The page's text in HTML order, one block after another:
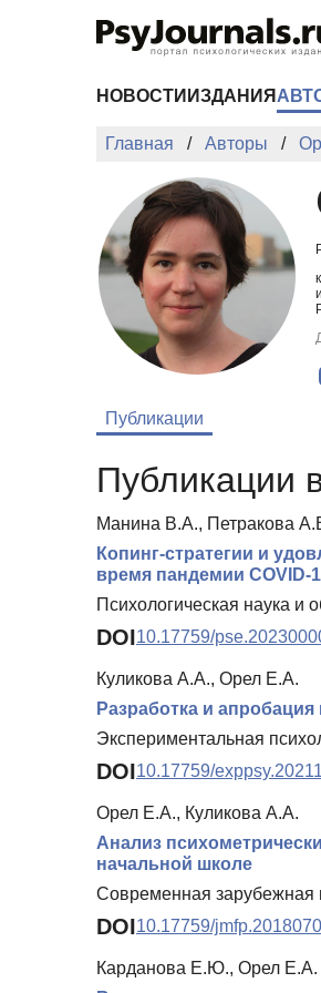
НОВОСТИ ИЗДАНИЯ
Главная Авторы
Публикации
Публикации
Манина В.А., Петракова
Копинг-стратегии и
время пандемии COVID-
Психологическая наука и
DOI10.17759/
Куликова А.А., Орел Е.А.
Разработка и
Экспериментальная
DOI10.17759/
Орел Е.А., Куликова А.А.
Анализ
начальной школе
Современная зарубежная
DOI10.17759/
Карданова Е.Ю., Орел Е.А.